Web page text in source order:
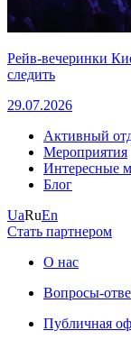
Рейв-вечеринки
следить
29.07.2026
Активный
Мероприятия
Интересные
Блог
UaRuEn
Стать партнером
О нас
Вопросы-
Публичная